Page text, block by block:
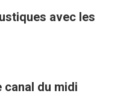
avec les
canal du midi